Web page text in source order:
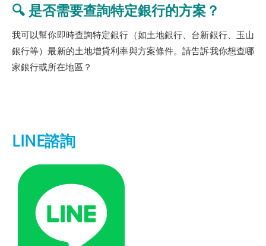
🔍 是否需要查詢特定銀行的方案？
我可以幫你即時查詢特定銀行（如土地銀行、台新銀行、玉山
銀行等）最新的土地增貸利率與方案條件。請告訴我你想查哪
家銀行或所在地區？
LINE諮詢